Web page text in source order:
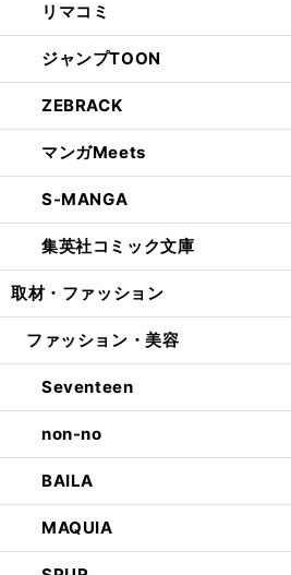
リマコミ
ジャンプTOON
ZEBRACK
マンガMeets
S-MANGA
集英社コミック文庫
取材・ファッション
ファッション・美容
Seventeen
non-no
BAILA
MAQUIA